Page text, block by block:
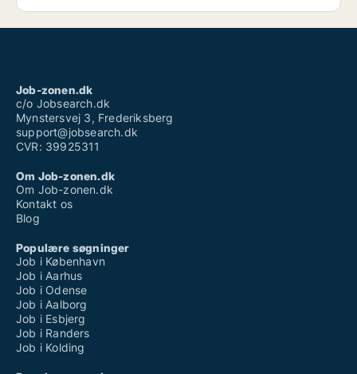
Job-zonen.dk
c/o Jobsearch.dk
Mynstersvej 3, Frederiksberg
support@jobsearch.dk
CVR: 39925311
Om Job-zonen.dk
Om Job-zonen.dk
Kontakt os
Blog
Populære søgninger
Job i København
Job i Aarhus
Job i Odense
Job i Aalborg
Job i Esbjerg
Job i Randers
Job i Kolding